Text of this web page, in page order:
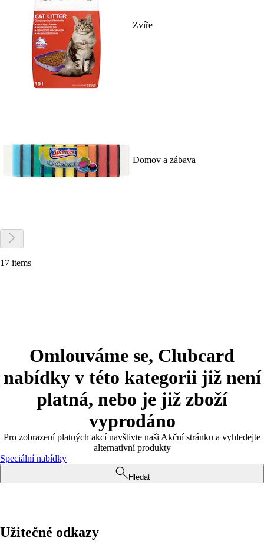
Zvíře
Domov a zábava
17 items
Omlouváme se, Clubcard
nabídky v této kategorii již není
platná, nebo je již zboží
vyprodáno
Pro zobrazení platných akcí navštivte naši Akční stránku a vyhledejte
alternativní produkty
Speciální nabídky
Hledat
Užitečné odkazy